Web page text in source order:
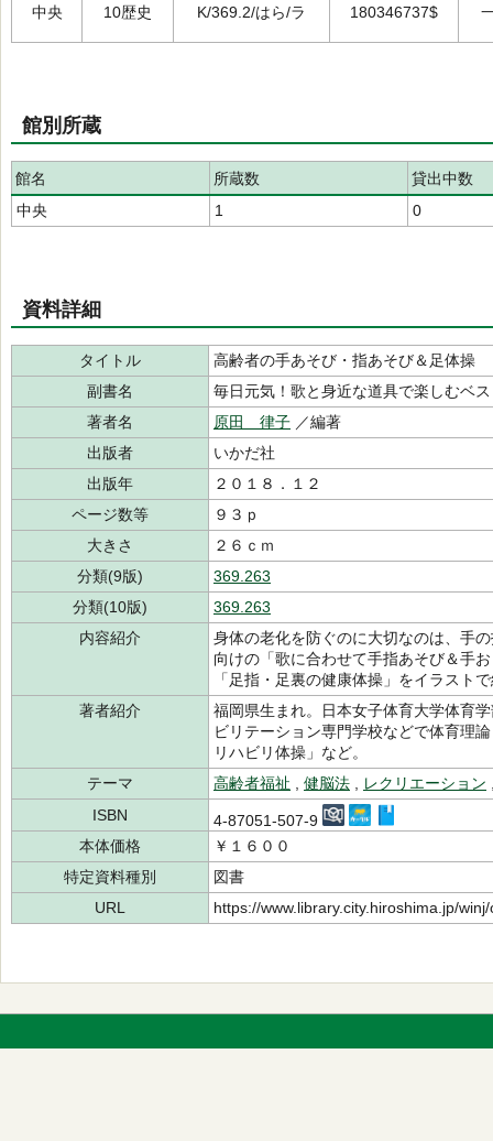
中央 10歴史 K/369.2/はら/ラ 180346737$
館別所蔵
館名 所蔵数
貸出中数
中央
1 0
資料詳細
タイトル
高齢者の手あそび・指あそび＆足体操
副書名
毎日元気！歌と身近な道具で楽しむベ
著者名
原田 律子 ／編著
出版者
いかだ社
出版年
２０１８．１２
ページ数等
９３ｐ
大きさ
２６ｃｍ
分類(9版)
369.263
分類(10版)
369.263
内容紹介
身体の老化を防ぐのに大切なのは、手
向けの「歌に合わせて手指あそび＆手
「足指・足裏の健康体操」をイラスト
著者紹介
福岡県生まれ。日本女子体育大学体育
ビリテーション専門学校などで体育理
リハビリ体操」など。
テーマ
高齢者福祉 健脳法 レクリエーション
ISBN
4-87051-507-9
本体価格
￥１６００
特定資料種別
図書
URL
https://www.library.city.hiroshima.jp/